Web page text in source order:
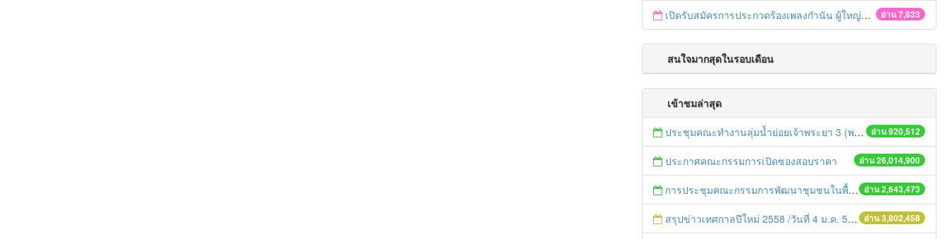
อ่าน 7,833
เปิดรับสมัครการประกวดร้องเพลงกำนัน ผู้ใหญ่บ้าน ฯลฯ
สนใจมากสุดในรอบเดือน
เข้าชมล่าสุด
อ่าน 920,512
ประชุมคณะทำงานลุ่มน้ำย่อยเจ้าพระยา 3 (พระนครศรีอยุธยา-ปทุมธานี) ครั้งที่ 1/2558
อ่าน 26,014,900
ประกาศคณะกรรมการเปิดซองสอบราคา
อ่าน 2,643,473
การประชุมคณะกรรมการพัฒนาชุมชนในพื้นที่รอบโรงไฟฟ้า (คพรฟ.) ครั้งที่ 2/2558 กองทุนพัฒนาไฟฟ้าบริษัท โรจนะเพาเวอร์ จำกัด
อ่าน 3,802,458
สรุปข่าวเทศกาลปีใหม่ 2558 /วันที่ 4 ม.ค. 58